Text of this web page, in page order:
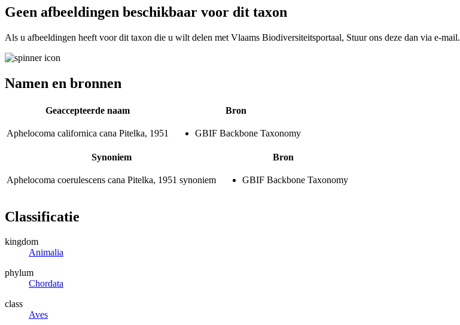
Geen afbeeldingen beschikbaar voor dit taxon
Als u afbeeldingen heeft voor dit taxon die u wilt delen met Vlaams Biodiversiteitsportaal, Stuur ons deze dan via e-mail.
Namen en bronnen
Geaccepteerde naam Bron
Aphelocoma californica cana Pitelka, 1951 GBIF Backbone Taxonomy
Synoniem Bron
Aphelocoma coerulescens cana Pitelka, 1951 synoniem GBIF Backbone Taxonomy
Classificatie
kingdom
Animalia
phylum
Chordata
class
Aves